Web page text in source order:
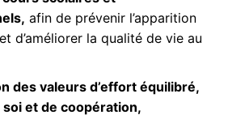
afin de prévenir l’apparition
d’améliorer la qualité de vie au
des valeurs d’effort équilibré,
soi et de coopération,